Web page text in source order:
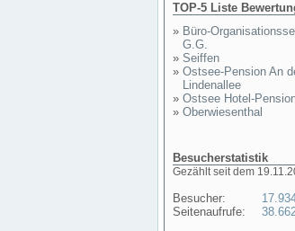
TOP-5 Liste
» Büro-
G.G.
» Seiffen
» Ostsee-Pension An
Lindenallee
» Ostsee Hotel-
» Oberwiesenthal
Besucherstatistik
Gezählt seit dem
Besucher:
Seitenaufrufe: